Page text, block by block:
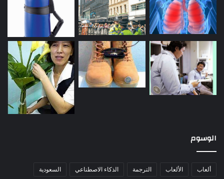
الوسوم
ألعاب الألعاب الترجمة الذكاء الاصطناعي السعودية